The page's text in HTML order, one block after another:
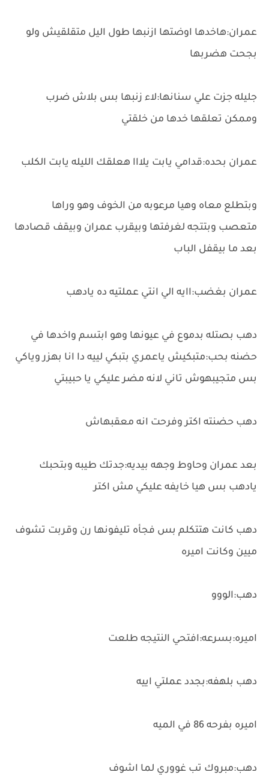
عمران:هاخدها اوضتها ازنبها طول اليل متقلقيش ولو
بجحت هضربها
جليله جزت علي سنانها:لاء زنبها بس بلاش ضرب
وممكن تعلقها خدها من خلقتي
عمران بحده:قدامي يابت يلااا هعلقك الليله يابت الكلب
وبتطلع معاه وهيا مرعوبه من الخوف وهو وراها
متعصب وبتتجه لغرفتها وبيقرب عمران وبيقف قصادها
بعد ما بيقفل الباب
عمران بغضب:اايه الي انتي عملتيه ده يادهب
دهب بصتله بدموع في عيونها وهو ابتسم واخدها في
حضنه بحب:متبكيش ياعمري بتبكي لييه دا انا بهزر وياكي
بس متجيبهوش تاني لانه مضر عليكي يا حبيبتي
دهب حضنته اكتر وفرحت انه معقبهاش
بعد عمران وحاوط وجهه بيديه:جدتك طيبه وبتحبك
يادهب بس هيا خايفه عليكي مش اكتر
دهب كانت هتتكلم بس فجأه تليفونها رن وقربت تشوف
ميين وكانت اميره
دهب:الووو
اميره:بسرعه:افتحي النتيجه طلعت
دهب بلهفه:بجدد عملتي اييه
اميره بفرحه 86 في الميه
دهب:مبروك تب غووري لما اشوف